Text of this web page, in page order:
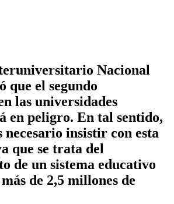
Nacional
que el segundo
las universidades
en peligro. En tal sentido,
necesario insistir con esta
que se trata del
de un sistema educativo
de 2,5 millones de